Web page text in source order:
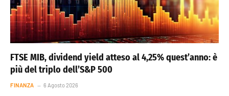
FTSE MIB, dividend yield atteso al 4,25% quest’anno: è
più del triplo dell’S&P 500
FINANZA 6 Agosto 2026